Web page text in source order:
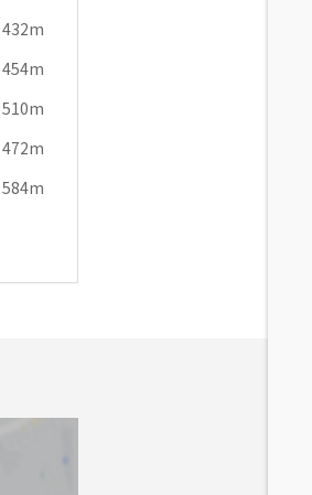
432m
454m
510m
472m
584m